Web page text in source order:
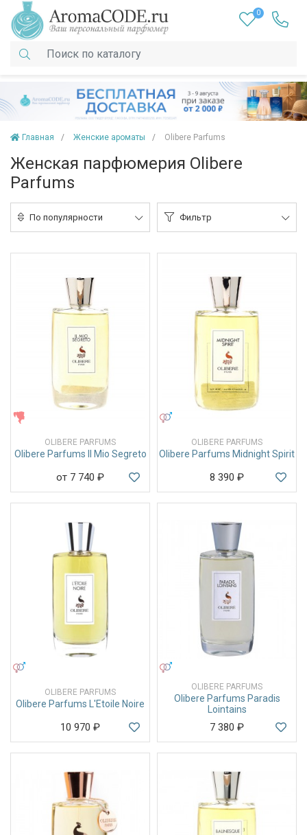
0
Главная Женские ароматы Olibere Parfums
Женская парфюмерия Olibere
Parfums
По популярности Фильтр
OLIBERE PARFUMS
Olibere Parfums Il Mio Segreto
от 7 740 ₽
OLIBERE PARFUMS
Olibere Parfums Midnight Spirit
8 390 ₽
OLIBERE PARFUMS
Olibere Parfums L'Etoile Noire
10 970 ₽
OLIBERE PARFUMS
Olibere Parfums Paradis
Lointains
7 380 ₽